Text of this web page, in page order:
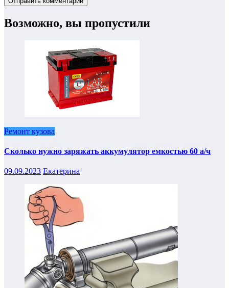
Возможно, вы пропустили
Ремонт кузова
Сколько нужно заряжать аккумулятор емкостью 60 а/ч
09.09.2023 Екатерина